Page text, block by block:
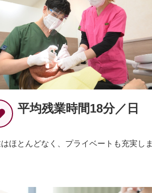
平均残業時間18分／日
ほとんどなく、プライベートも充実しま